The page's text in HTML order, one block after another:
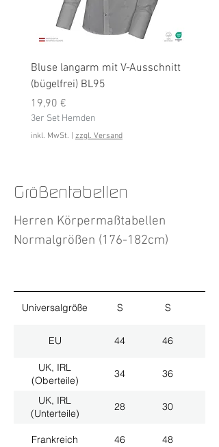
Bluse langarm mit V-Ausschnitt
(bügelfrei) BL95
Preis
19,90 €
3er Set Hemden
inkl. MwSt. zzgl. Versand
Größentabellen
Herren Körpermaßtabellen
Normalgrößen (176-182cm)
Universalgröße S S
EU 44 46
UK, IRL
(Oberteile)
34 36
UK, IRL
(Unterteile)
28 30
Frankreich 46 48